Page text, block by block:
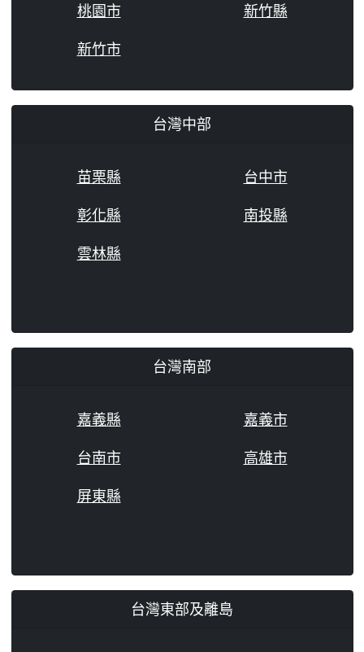
桃園市
新竹縣
新竹市
台灣中部
苗栗縣
台中市
彰化縣
南投縣
雲林縣
台灣南部
嘉義縣
嘉義市
台南市
高雄市
屏東縣
台灣東部及離島